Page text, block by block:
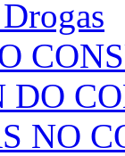
DO
NO